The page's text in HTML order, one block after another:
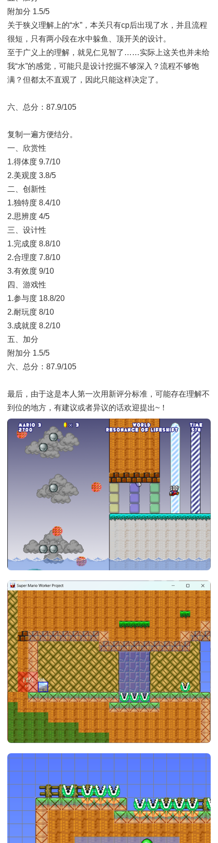
附加分 1.5/5
关于狭义理解上的“水”，本关只有cp后出现了水，并且流程
很短，只有两小段在水中躲鱼、顶开关的设计。
至于广义上的理解，就见仁见智了……实际上这关也并未给
我“水”的感觉，可能只是设计挖掘不够深入？流程不够饱
满？但都太不直观了，因此只能这样决定了。
六、总分：87.9/105
复制一遍方便结分。
一、欣赏性
1.得体度 9.7/10
2.美观度 3.8/5
二、创新性
1.独特度 8.4/10
2.思辨度 4/5
三、设计性
1.完成度 8.8/10
2.合理度 7.8/10
3.有效度 9/10
四、游戏性
1.参与度 18.8/20
2.耐玩度 8/10
3.成就度 8.2/10
五、加分
附加分 1.5/5
六、总分：87.9/105
最后，由于这是本人第一次用新评分标准，可能存在理解不
到位的地方，有建议或者异议的话欢迎提出~！